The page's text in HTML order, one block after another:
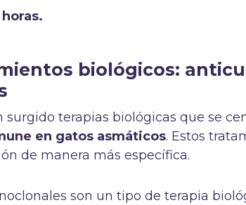
biológicos:
surgido terapias biológicas que se
en gatos asmáticos. Estos
de manera más específica.
son un tipo de terapia